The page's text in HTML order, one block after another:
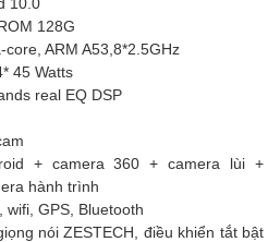
128G
ARM A53,8*2.5GHz
45 Watts
real EQ DSP
+ camera 360 + camera lùi +
hành trình
GPS, Bluetooth
nói ZESTECH, điều khiển tắt bật